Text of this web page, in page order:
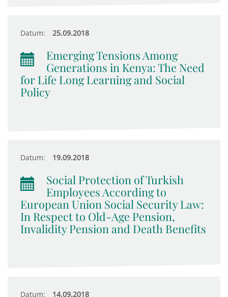
Datum: 25.09.2018
Emerging Tensions Among
Generations in Kenya: The Need
for Life Long Learning and Social
Policy
Datum: 19.09.2018
Social Protection of Turkish
Employees According to
European Union Social Security Law:
In Respect to Old-Age Pension,
Invalidity Pension and Death Benefits
Datum: 14.09.2018